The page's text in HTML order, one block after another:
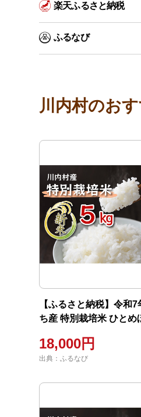
楽天ふるさと納税
ふるなび
川内村のお
【ふるさと納税】令和7
ち産 特別栽培米 ひとめ
18,000円
出典：ふるなび